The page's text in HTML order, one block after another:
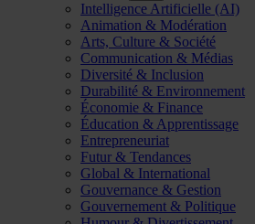
Intelligence Artificielle (AI)
Animation & Modération
Arts, Culture & Société
Communication & Médias
Diversité & Inclusion
Durabilité & Environnement
Économie & Finance
Éducation & Apprentissage
Entrepreneuriat
Futur & Tendances
Global & International
Gouvernance & Gestion
Gouvernement & Politique